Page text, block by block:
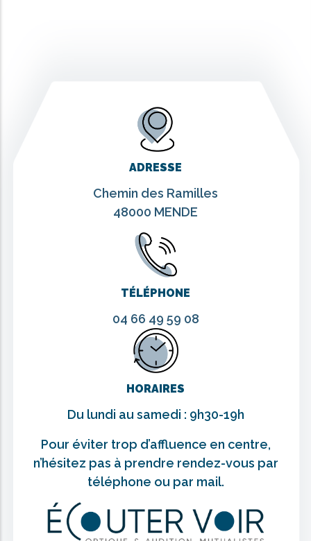
ADRESSE
Chemin des Ramilles
48000 MENDE
TÉLÉPHONE
04 66 49 59 08
HORAIRES
Du lundi au samedi : 9h30-19h
Pour éviter trop d’affluence en centre,
n’hésitez pas à prendre rendez-vous par
téléphone ou par mail.